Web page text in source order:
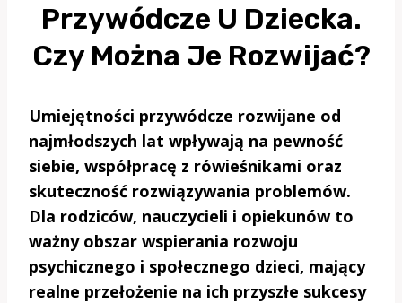
Przywódcze U Dziecka.
Czy Można Je Rozwijać?
Umiejętności przywódcze rozwijane od
najmłodszych lat wpływają na pewność
siebie, współpracę z rówieśnikami oraz
skuteczność rozwiązywania problemów.
Dla rodziców, nauczycieli i opiekunów to
ważny obszar wspierania rozwoju
psychicznego i społecznego dzieci, mający
realne przełożenie na ich przyszłe sukcesy